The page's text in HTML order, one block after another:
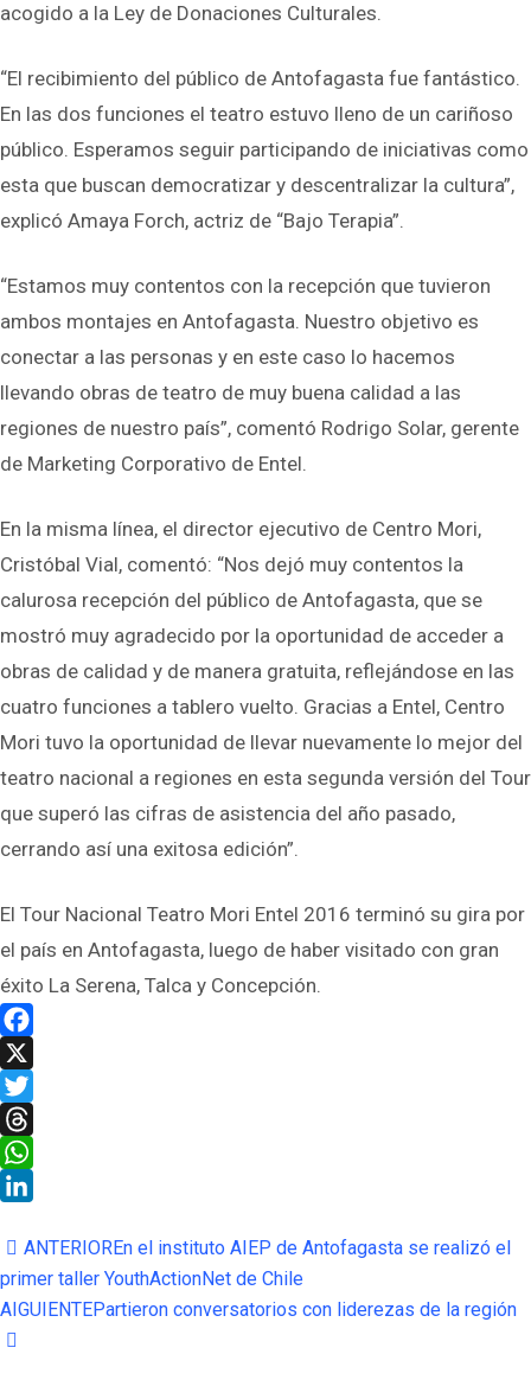
acogido a la Ley de Donaciones Culturales.
“El recibimiento del público de Antofagasta fue fantástico.
En las dos funciones el teatro estuvo lleno de un cariñoso
público. Esperamos seguir participando de iniciativas como
esta que buscan democratizar y descentralizar la cultura”,
explicó Amaya Forch, actriz de “Bajo Terapia”.
“Estamos muy contentos con la recepción que tuvieron
ambos montajes en Antofagasta. Nuestro objetivo es
conectar a las personas y en este caso lo hacemos
llevando obras de teatro de muy buena calidad a las
regiones de nuestro país”, comentó Rodrigo Solar, gerente
de Marketing Corporativo de Entel.
En la misma línea, el director ejecutivo de Centro Mori,
Cristóbal Vial, comentó: “Nos dejó muy contentos la
calurosa recepción del público de Antofagasta, que se
mostró muy agradecido por la oportunidad de acceder a
obras de calidad y de manera gratuita, reflejándose en las
cuatro funciones a tablero vuelto. Gracias a Entel, Centro
Mori tuvo la oportunidad de llevar nuevamente lo mejor del
teatro nacional a regiones en esta segunda versión del Tour
que superó las cifras de asistencia del año pasado,
cerrando así una exitosa edición”.
El Tour Nacional Teatro Mori Entel 2016 terminó su gira por
el país en Antofagasta, luego de haber visitado con gran
éxito La Serena, Talca y Concepción.
Facebook
X
Twitter
Threads
WhatsApp
ANTERIOREn el instituto AIEP de Antofagasta se realizó el
primer taller YouthActionNet de Chile
AIGUIENTEPartieron conversatorios con liderezas de la región